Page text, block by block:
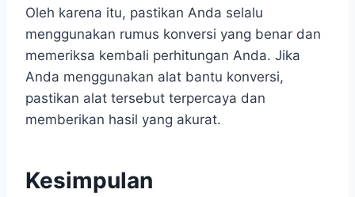
Oleh karena itu, pastikan Anda selalu
menggunakan rumus konversi yang benar dan
memeriksa kembali perhitungan Anda. Jika
Anda menggunakan alat bantu konversi,
pastikan alat tersebut terpercaya dan
memberikan hasil yang akurat.
Kesimpulan